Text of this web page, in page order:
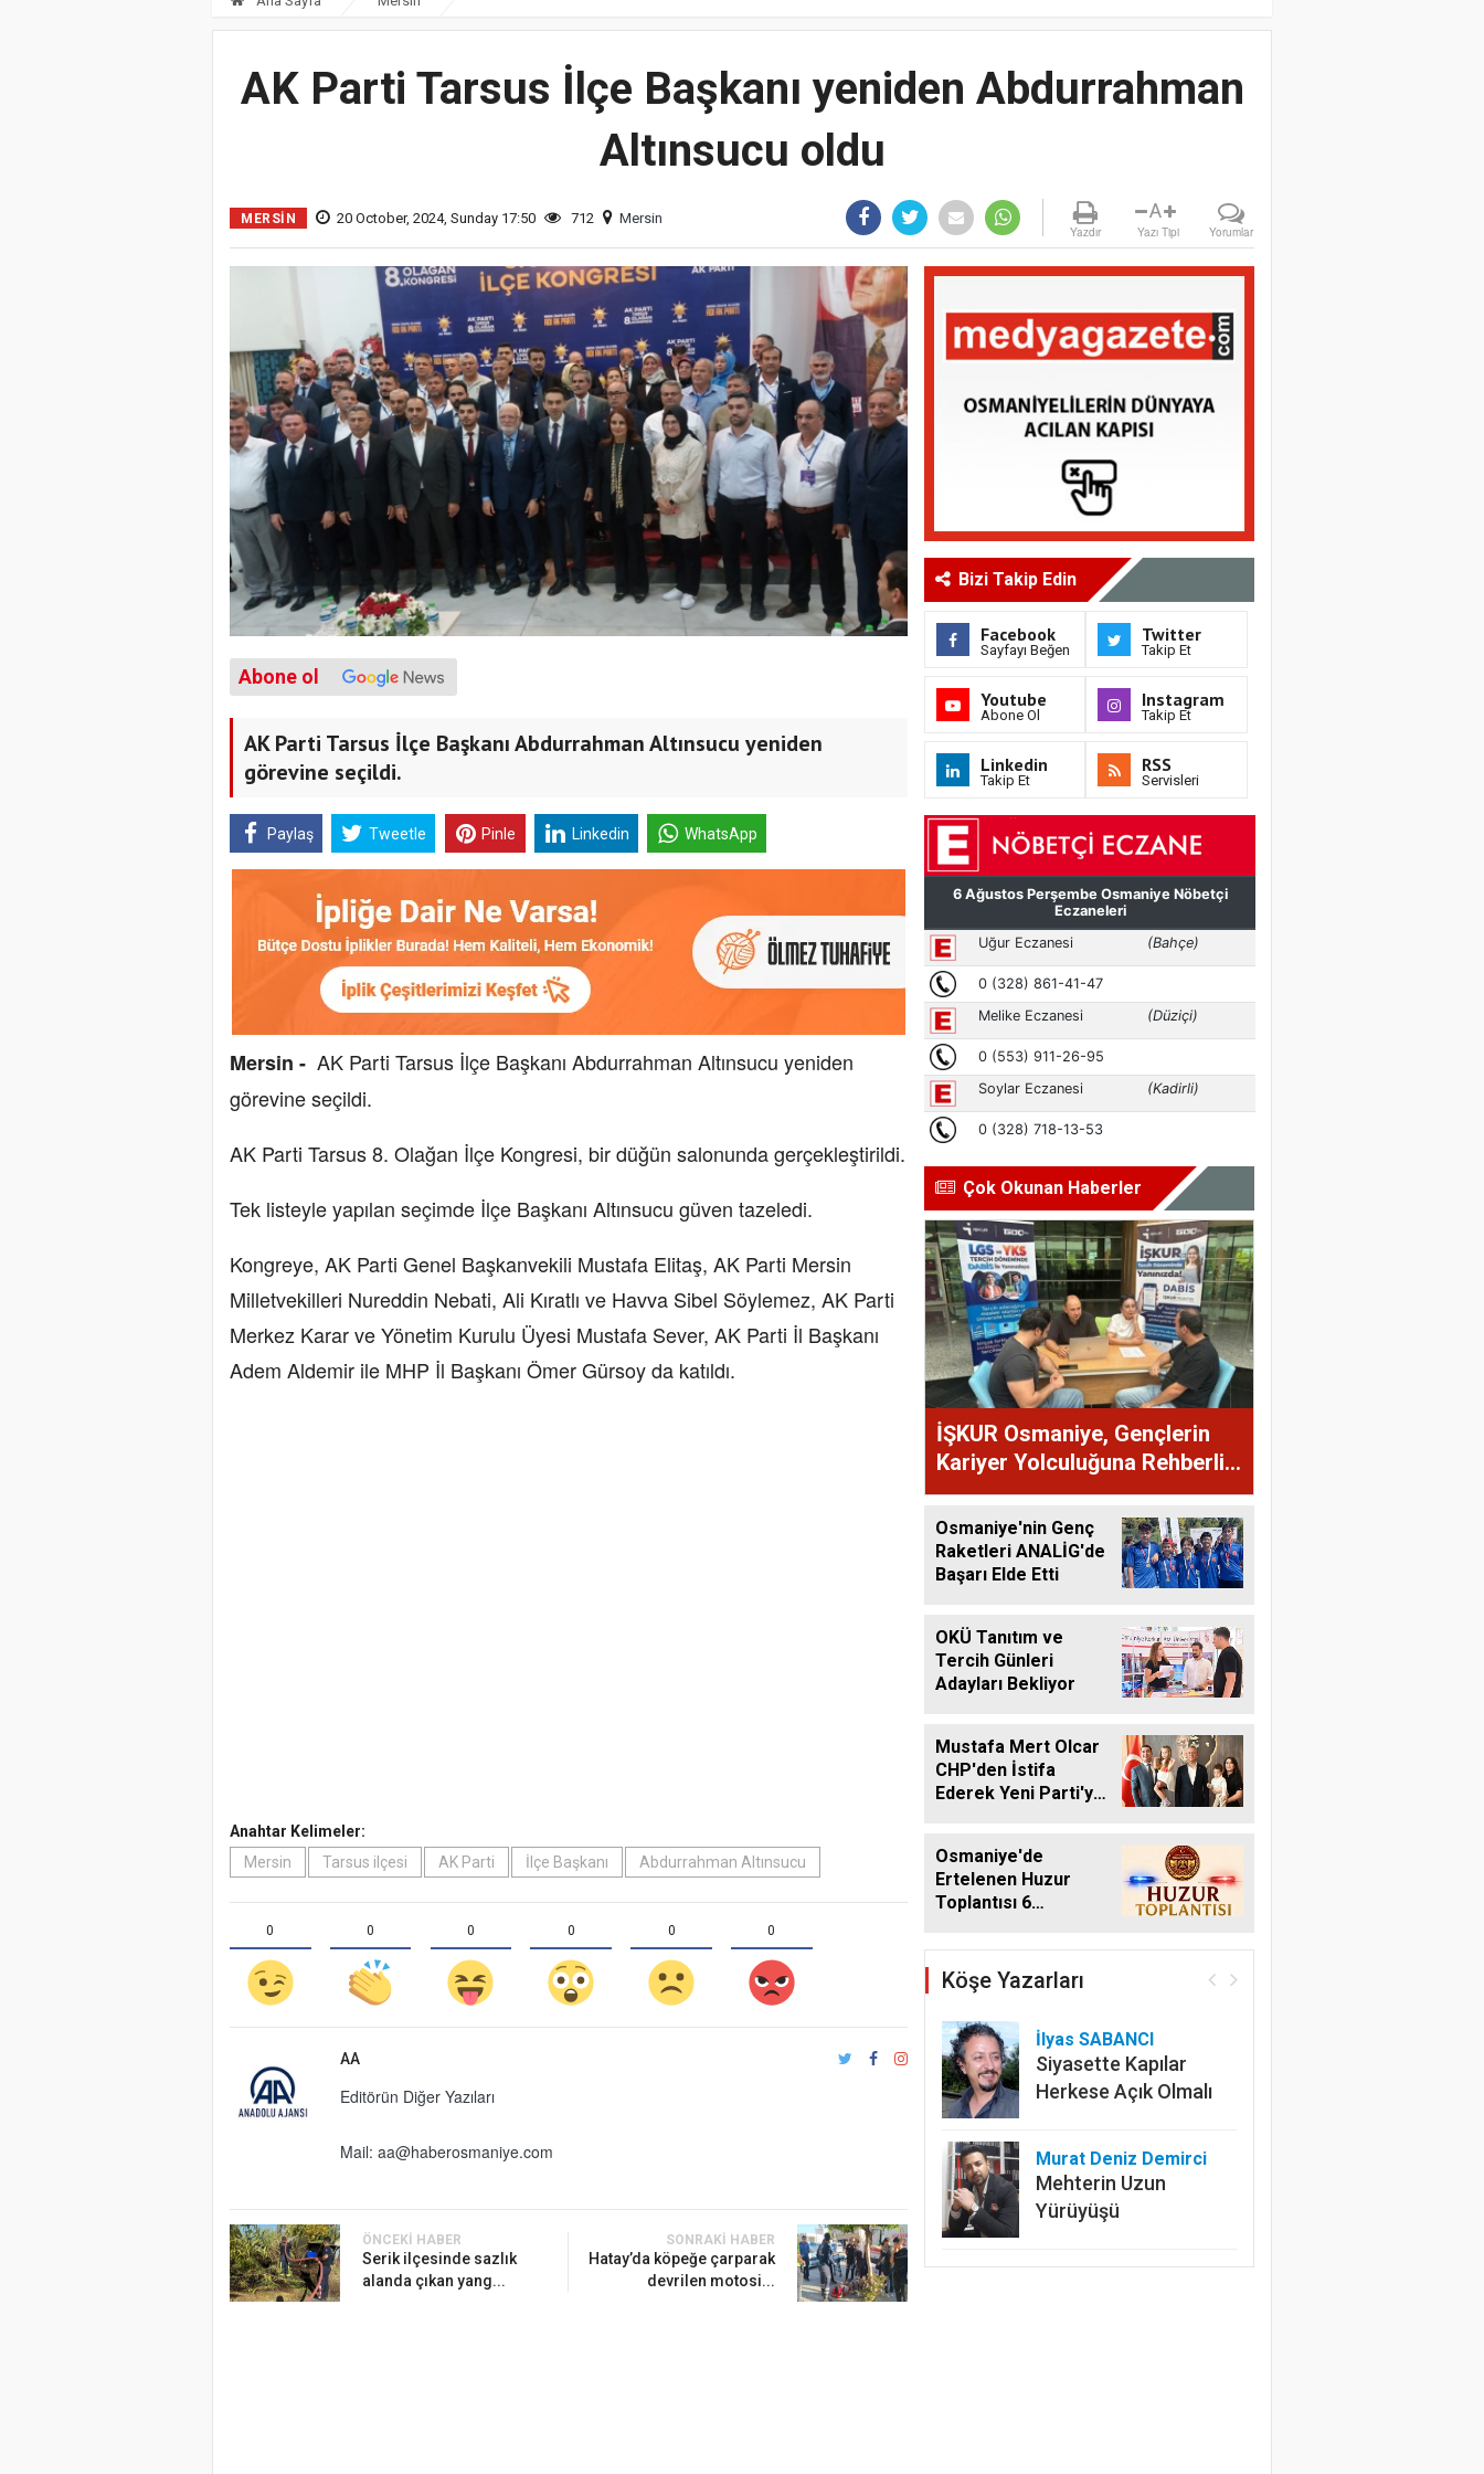
AK Parti Tarsus İlçe Başkanı yeniden Abdurrahman
Altınsucu oldu
MERSIN 20 October, 2024, Sunday 17:50 712 Mersin
Yazdır
A
Yazı Tipi Yorumlar
Abone ol
AK Parti Tarsus İlçe Başkanı Abdurrahman Altınsucu yeniden
görevine seçildi.
Paylaş Tweetle Pinle Linkedin WhatsApp
Mersin - AK Parti Tarsus İlçe Başkanı Abdurrahman Altınsucu yeniden
görevine seçildi.
AK Parti Tarsus 8. Olağan İlçe Kongresi, bir düğün salonunda gerçekleştirildi.
Tek listeyle yapılan seçimde İlçe Başkanı Altınsucu güven tazeledi.
Kongreye, AK Parti Genel Başkanvekili Mustafa Elitaş, AK Parti Mersin
Milletvekilleri Nureddin Nebati, Ali Kıratlı ve Havva Sibel Söylemez, AK Parti
Merkez Karar ve Yönetim Kurulu Üyesi Mustafa Sever, AK Parti İl Başkanı
Adem Aldemir ile MHP İl Başkanı Ömer Gürsoy da katıldı.
Anahtar Kelimeler:
Mersin
Tarsus ilçesi AK Parti İlçe Başkanı Abdurrahman Altınsucu
0 0 0 0 0 0
AA
Editörün Diğer Yazıları
Mail: aa@haberosmaniye.com
ÖNCEKI HABER
Serik ilçesinde sazlık
alanda çıkan yang...
SONRAKI HABER
Hatay’da köpeğe çarparak
devrilen motosi...
Bizi Takip Edin
Facebook
Sayfayı Beğen
Twitter
Takip Et
Youtube
Abone Ol
Instagram
Takip Et
Linkedin
Takip Et
RSS
Servisleri
Çok Okunan Haberler
İŞKUR Osmaniye, Gençlerin
Kariyer Yolculuğuna Rehberlik
Ediyor
Osmaniye'nin Genç
Raketleri ANALİG'de
Başarı Elde Etti
OKÜ Tanıtım ve
Tercih Günleri
Adayları Bekliyor
Mustafa Mert Olcar
CHP'den İstifa
Ederek Yeni Parti'ye
Osmaniye'de
Ertelenen Huzur
Toplantısı 6
Köşe Yazarları
İlyas SABANCI
Siyasette Kapılar
Herkese Açık Olmalı
Murat Deniz Demirci
Mehterin Uzun
Yürüyüşü